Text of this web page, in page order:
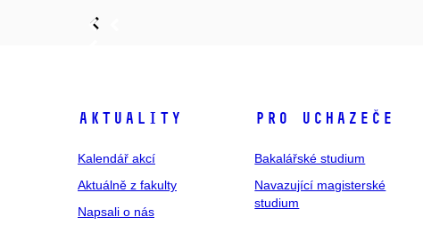
Aktuality
Kalendář akcí
Aktuálně z fakulty
Napsali o nás
Pro uchazeče
Bakalářské studium
Navazující magisterské
studium